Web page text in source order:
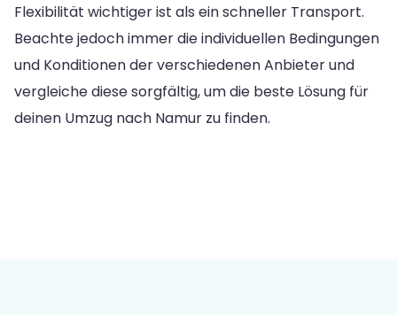
Flexibilität wichtiger ist als ein schneller Transport.
Beachte jedoch immer die individuellen Bedingungen
und Konditionen der verschiedenen Anbieter und
vergleiche diese sorgfältig, um die beste Lösung für
deinen Umzug nach Namur zu finden.